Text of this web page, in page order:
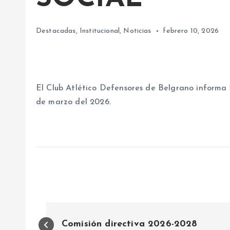
Destacadas, Institucional, Noticias febrero 10, 2026
El Club Atlético Defensores de Belgrano
de marzo del 2026.
N
Comisión directiva 2026-2028